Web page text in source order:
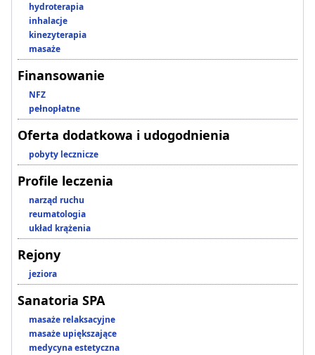
hydroterapia
inhalacje
kinezyterapia
masaże
Finansowanie
NFZ
pełnopłatne
Oferta dodatkowa i udogodnienia
pobyty lecznicze
Profile leczenia
narząd ruchu
reumatologia
układ krążenia
Rejony
jeziora
Sanatoria SPA
masaże relaksacyjne
masaże upiększające
medycyna estetyczna